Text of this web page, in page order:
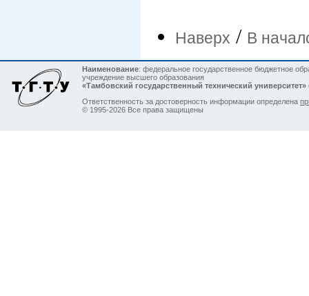
Наверх / В
Наименование: федеральное государственное бюджетное
учреждение высшего образования
«Тамбовский государственный технический
Ответственность за достоверность информации определена
© 1995-2026 Все права защищены